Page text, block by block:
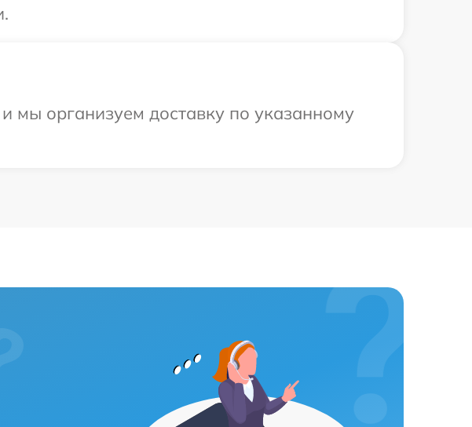
мы организуем доставку по указанному